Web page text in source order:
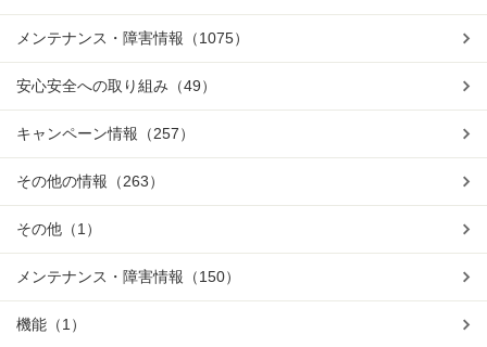
メンテナンス・障害情報 （1075）
安心安全への取り組み （49）
キャンペーン情報 （257）
その他の情報 （263）
その他 （1）
メンテナンス・障害情報 （150）
機能 （1）